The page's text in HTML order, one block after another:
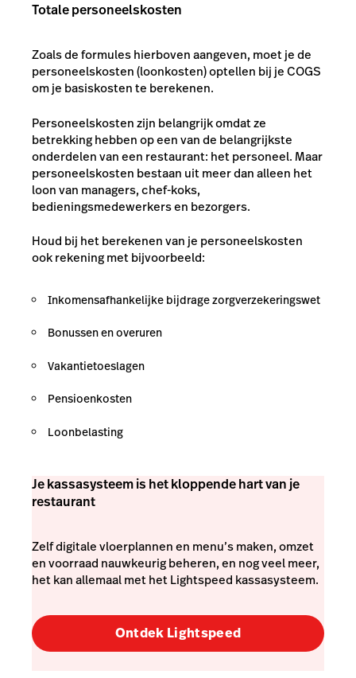
Totale personeelskosten
Zoals de formules hierboven aangeven, moet je de
personeelskosten (loonkosten) optellen bij je COGS
om je basiskosten te berekenen.
Personeelskosten zijn belangrijk omdat ze
betrekking hebben op een van de belangrijkste
onderdelen van een restaurant: het personeel. Maar
personeelskosten bestaan uit meer dan alleen het
loon van managers, chef-koks,
bedieningsmedewerkers en bezorgers.
Houd bij het berekenen van je personeelskosten
ook rekening met bijvoorbeeld:
Inkomensafhankelijke bijdrage zorgverzekeringswet
Bonussen en overuren
Vakantietoeslagen
Pensioenkosten
Loonbelasting
Je kassasysteem is het kloppende hart van je
restaurant
Zelf digitale vloerplannen en menu’s maken, omzet
en voorraad nauwkeurig beheren, en nog veel meer,
het kan allemaal met het Lightspeed kassasysteem.
Ontdek Lightspeed